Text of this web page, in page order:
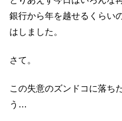
銀行から年を越せるくらい
はしました。
さて。
この失意のズンドコに落ち
う…